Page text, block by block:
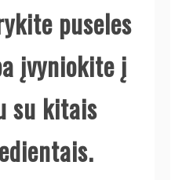
puseles
įvyniokite į
su kitais